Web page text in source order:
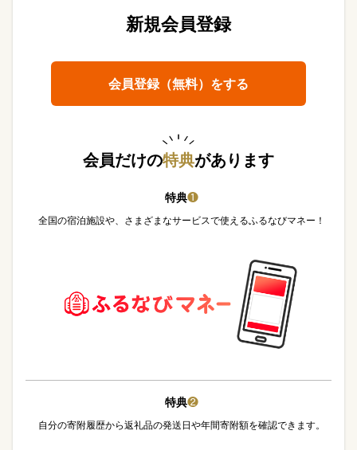
新規会員登録
会員登録（無料）をする
会員だけの特典があります
特典❶
全国の宿泊施設や、さまざまなサービスで使えるふるなびマネー！
特典❷
自分の寄附履歴から返礼品の発送日や年間寄附額を確認できます。